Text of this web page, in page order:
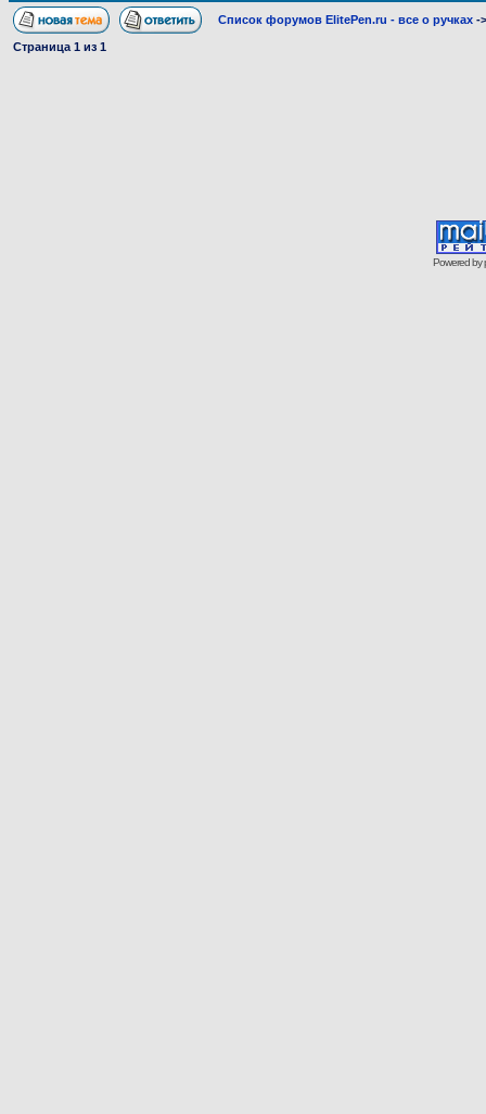
Список форумов ElitePen.ru - все о ручках -
Страница 1 из 1
Powered by